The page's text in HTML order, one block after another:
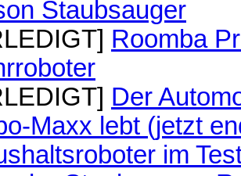
Staubsauger
Roomba
Der
Maxx lebt (jetzt
im